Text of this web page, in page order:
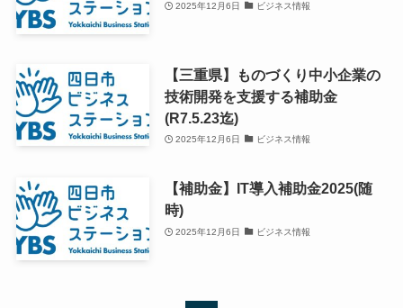
2025年12月6日 ビジネス情報
【三重県】ものづくり中小企業の
技術開発を支援する補助金
(R7.5.23迄)
2025年12月6日 ビジネス情報
【補助金】IT導入補助金2025(随
時)
2025年12月6日 ビジネス情報